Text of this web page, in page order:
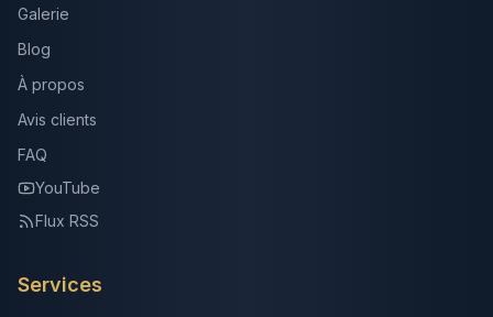
Galerie
Blog
À propos
Avis clients
FAQ
YouTube
Flux RSS
Services